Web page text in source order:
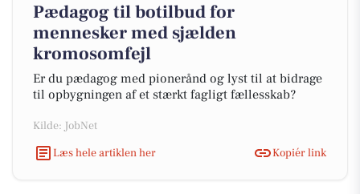
Pædagog til botilbud for
mennesker med sjælden
kromosomfejl
Er du pædagog med pionerånd og lyst til at bidrage
til opbygningen af et stærkt fagligt fællesskab?
Kilde: JobNet
Læs hele artiklen her
Kopiér link